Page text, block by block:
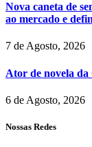
Nova caneta de
ao mercado e
7 de Agosto, 2026
Ator de novela da
6 de Agosto, 2026
Nossas Redes